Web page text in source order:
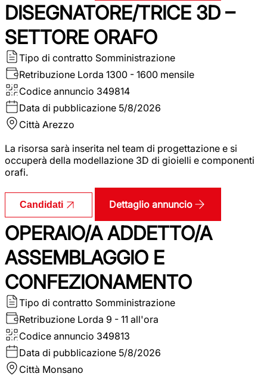
DISEGNATORE/TRICE 3D –
SETTORE ORAFO
Tipo di contratto Somministrazione
Retribuzione Lorda 1300 - 1600 mensile
Codice annuncio 349814
Data di pubblicazione 5/8/2026
Città Arezzo
La risorsa sarà inserita nel team di progettazione e si
occuperà della modellazione 3D di gioielli e componenti
orafi.
Candidati Dettaglio annuncio
OPERAIO/A ADDETTO/A
ASSEMBLAGGIO E
CONFEZIONAMENTO
Tipo di contratto Somministrazione
Retribuzione Lorda 9 - 11 all'ora
Codice annuncio 349813
Data di pubblicazione 5/8/2026
Città Monsano